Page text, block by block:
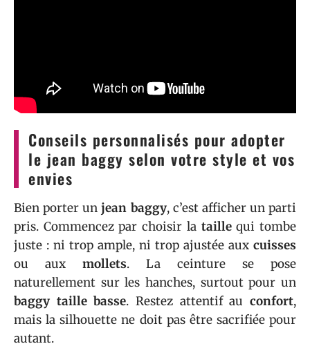
Conseils personnalisés pour adopter
le jean baggy selon votre style et vos
envies
Bien porter unjean baggy, c’est afficher un parti
pris. Commencez par choisir la taillequi tombe
juste : ni trop ample, ni trop ajustée aux cuisses
ou aux mollets. La ceinture se pose
naturellement sur les hanches, surtout pour un
baggy taille basse. Restez attentif auconfort,
mais la silhouette ne doit pas être sacrifiée pour
autant.